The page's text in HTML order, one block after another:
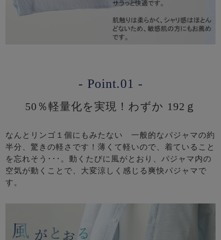
- Point.01 -
50％軽量化を実現！わずか 192ｇ
なんとリンゴ１個にもみたない 一般的なパジャマの約
半分、驚きの軽さです！薄くて軽いので、着ていること
を忘れそう･･･。動くたびに風がとおり、パジャマ内の
空気が動くことで、大変涼しく感じる爽快パジャマで
す。